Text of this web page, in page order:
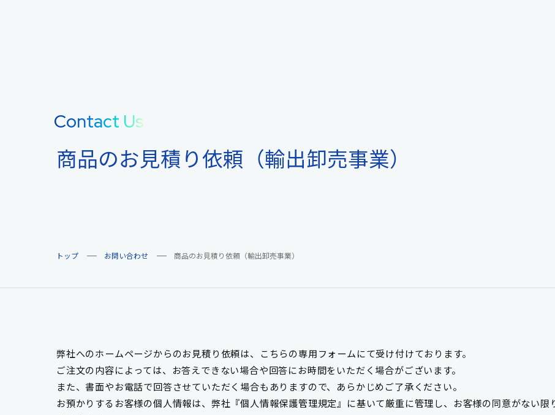
Contact Us
商品のお見積り依頼（輸出卸売事業）
トップ お問い合わせ 商品のお見積り依頼（輸出卸売事業）
弊社へのホームページからのお見積り依頼は、こちらの専用フォームにて受け付けております。
ご注文の内容によっては、お答えできない場合や回答にお時間をいただく場合がございます。
また、書面やお電話で回答させていただく場合もありますので、あらかじめご了承ください。
お預かりするお客様の個人情報は、弊社『個人情報保護管理規定』に基いて厳重に管理し、お客様の同意がない